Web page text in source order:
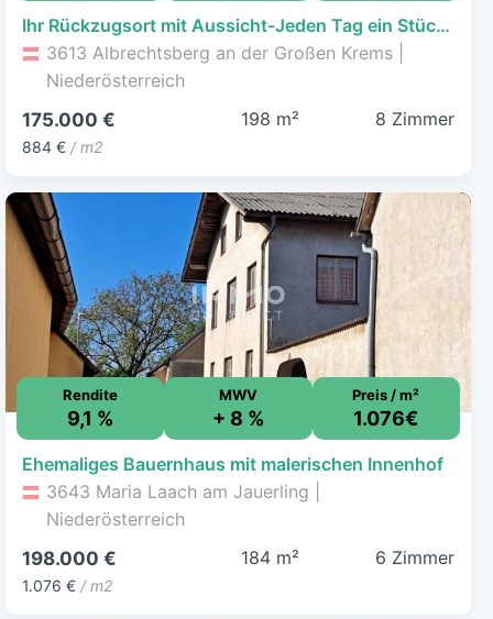
Ihr Rückzugsort mit Aussicht-Jeden Tag ein Stück Urlaub!
3613 Albrechtsberg an der Großen Krems |
Niederösterreich
175.000 €
884 € / m2
198 m² 8 Zimmer
Rendite
9,1 %
MWV
+ 8 %
Preis / m²
1.076€
Ehemaliges Bauernhaus mit malerischen Innenhof
3643 Maria Laach am Jauerling |
Niederösterreich
198.000 €
1.076 € / m2
184 m² 6 Zimmer